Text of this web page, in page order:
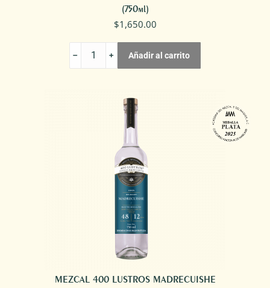
(750ml)
$1,650.00
400
LUSTROS
Añadir al carrito
MEZCAL 400 LUSTROS MADRECUISHE